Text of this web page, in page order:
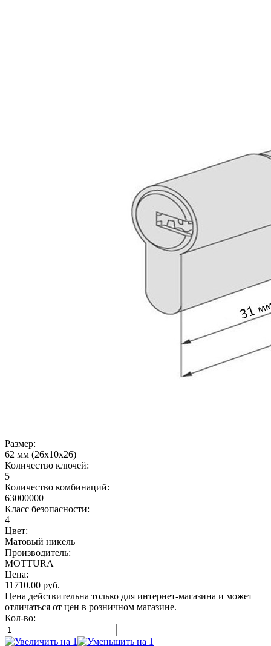
Размер:
62 мм (26x10x26)
Количество ключей:
5
Количество комбинаций:
63000000
Класс безопасности:
4
Цвет:
Матовый никель
Производитель:
MOTTURA
Цена:
11710.00 руб.
Цена действительна только для интернет-магазина и может
отличаться от цен в розничном магазине.
Кол-во: